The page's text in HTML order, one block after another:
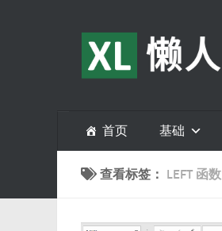
首页 基础
查看标签： LEFT 函数